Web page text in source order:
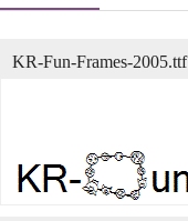
KR-Fun-Frames-2005.ttf